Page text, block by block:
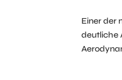
Einer der
deutliche